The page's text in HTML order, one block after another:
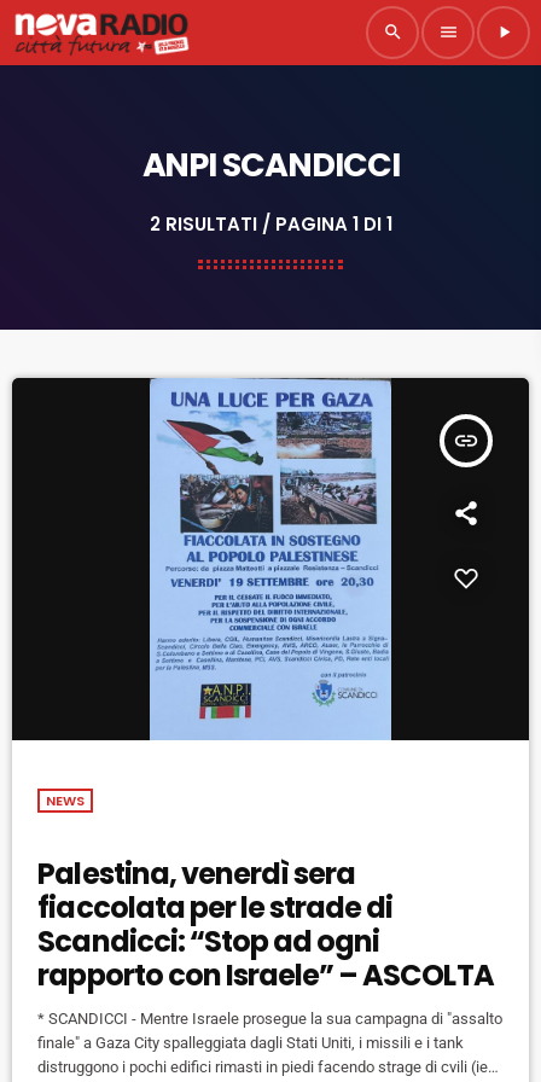
search menu play_arrow
ANPI SCANDICCI
2 RISULTATI / PAGINA 1 DI 1
insert_link
NEWS
Palestina, venerdì sera
fiaccolata per le strade di
Scandicci: “Stop ad ogni
rapporto con Israele” – ASCOLTA
* SCANDICCI - Mentre Israele prosegue la sua campagna di "assalto
finale" a Gaza City spalleggiata dagli Stati Uniti, i missili e i tank
distruggono i pochi edifici rimasti in piedi facendo strage di cvili (ieri